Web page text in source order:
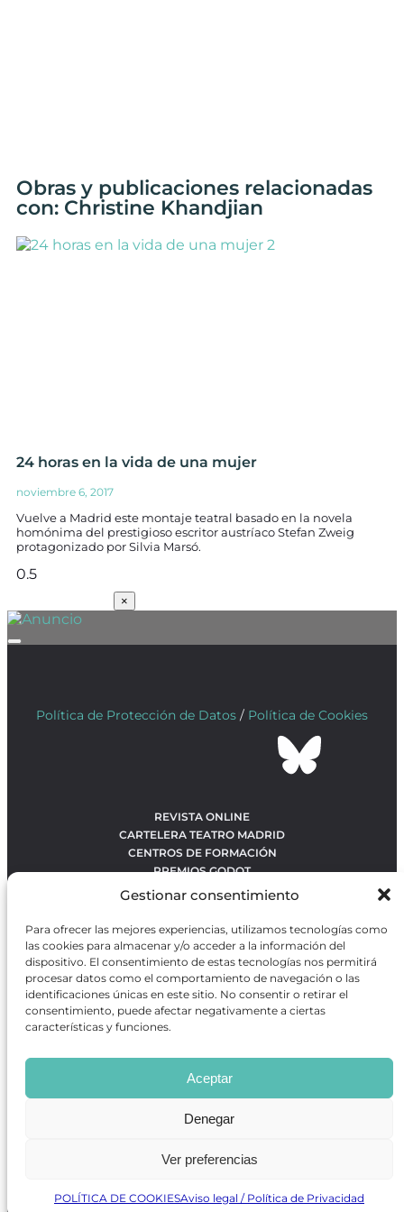
Gestionar consentimiento
Para ofrecer las mejores experiencias, utilizamos tecnologías como
las cookies para almacenar y/o acceder a la información del
dispositivo. El consentimiento de estas tecnologías nos permitirá
procesar datos como el comportamiento de navegación o las
identificaciones únicas en este sitio. No consentir o retirar el
consentimiento, puede afectar negativamente a ciertas
características y funciones.
Aceptar
Denegar
Ver preferencias
POLÍTICA DE COOKIESAviso legal / Política de Privacidad
Obras y publicaciones relacionadas
con: Christine Khandjian
24 horas en la vida de una mujer
noviembre 6, 2017
Vuelve a Madrid este montaje teatral basado en la novela
homónima del prestigioso escritor austríaco Stefan Zweig
protagonizado por Silvia Marsó.
×
Política de Protección de Datos / Política de Cookies
REVISTA ONLINE
CARTELERA TEATRO MADRID
CENTROS DE FORMACIÓN
PREMIOS GODOT
CONTACTO
OBRAS MÁS VOTADAS
RANKING MEJORES OBRAS
BÚSQUEDA AVANZADA DE OBRAS
Revista GODOTes una revista independiente especializada
en información sobre artes escénicas de Madrid, gratuita y
que se distribuye en espacios escénicos, además de otros
puntos de interés turístico y de ocio de la capital.
Desarrollado por Precise Future